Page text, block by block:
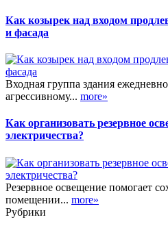
Как козырек над входом
и фасада
Входная группа здания
агрессивному... more»
Как организовать резервное
электричества?
Резервное освещение помогает
помещении... more»
Рубрики